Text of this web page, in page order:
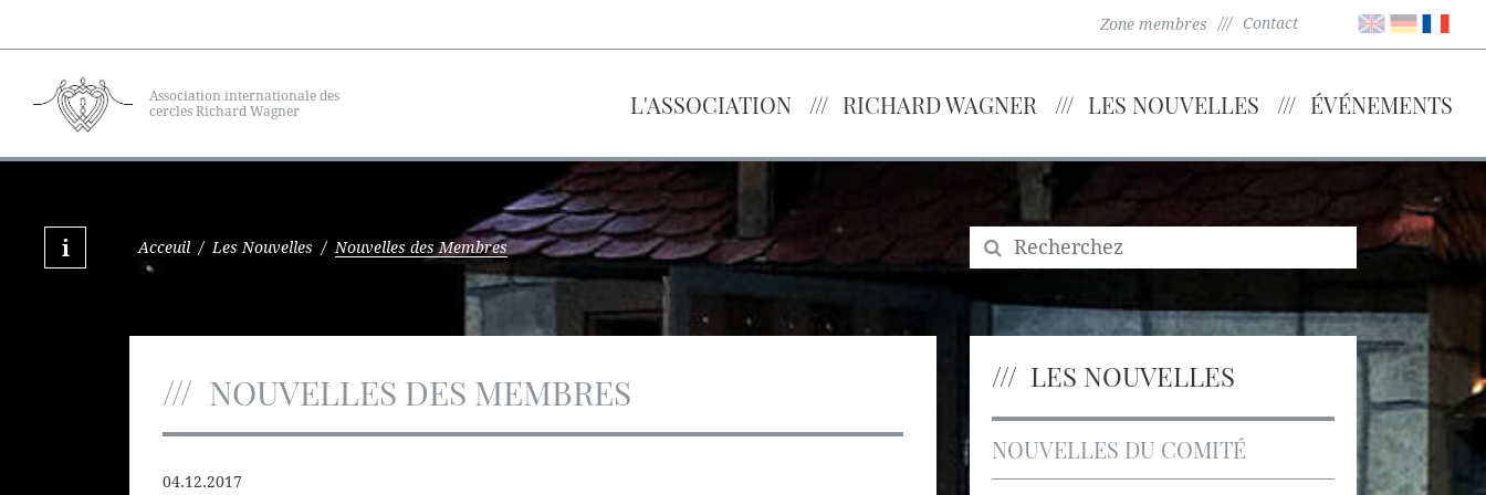
Zone membres Contact
Association internationale des
cercles Richard Wagner
L'ASSOCIATION RICHARD WAGNER LES NOUVELLES ÉVÉNEMENTS
Acceuil / Les Nouvelles / Nouvelles des Membres
NOUVELLES DES MEMBRES
04.12.2017
LES NOUVELLES
NOUVELLES DU COMITÉ